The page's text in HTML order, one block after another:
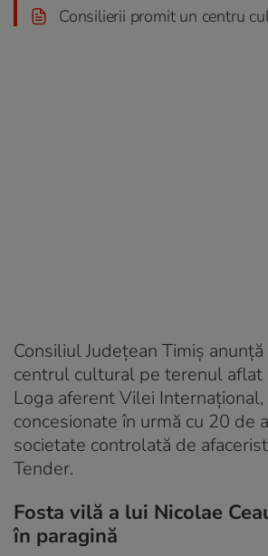
Consilierii promit un centru
Consiliul Județean Timiș
centrul cultural pe terenul aflat
Loga aferent Vilei Internațional,
concesionate în urmă cu 20 de
societate controlată de
Tender.
Fosta vilă a lui Nicolae
în paragină